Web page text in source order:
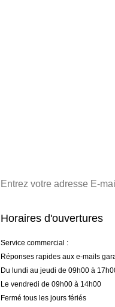
Horaires d'ouvertures
Service commercial :
Réponses rapides aux e-mails
Du lundi au jeudi de 09h00 à
Le vendredi de 09h00 à 14h00
Fermé tous les jours fériés